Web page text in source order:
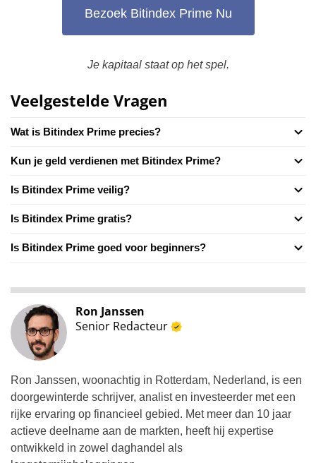
Bezoek Bitindex Prime Nu
Je kapitaal staat op het spel.
Veelgestelde Vragen
Wat is Bitindex Prime precies?
Kun je geld verdienen met Bitindex Prime?
Is Bitindex Prime veilig?
Is Bitindex Prime gratis?
Is Bitindex Prime goed voor beginners?
Ron Janssen
Senior Redacteur
Ron Janssen, woonachtig in Rotterdam, Nederland, is een
doorgewinterde schrijver, analist en investeerder met een
rijke ervaring op financieel gebied. Met meer dan 10 jaar
actieve deelname aan de markten, heeft hij expertise
ontwikkeld in zowel daghandel als